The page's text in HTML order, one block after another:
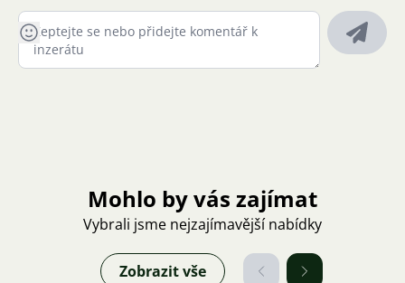
Mohlo by vás zajímat
Vybrali jsme nejzajímavější nabídky
Zobrazit vše